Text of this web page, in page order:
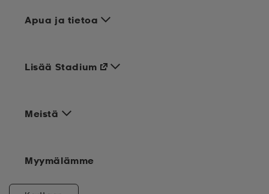
Apua ja tietoa
Meistä
Lisää Stadium
Myymälämme